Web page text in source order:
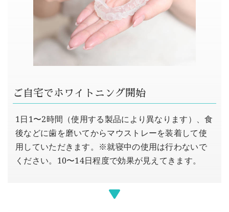
ご自宅でホワイトニング開始
1日1〜2時間（使用する製品により異なります）、食
後などに歯を磨いてからマウストレーを装着して使
用していただきます。※就寝中の使用は行わないで
ください。10〜14日程度で効果が見えてきます。